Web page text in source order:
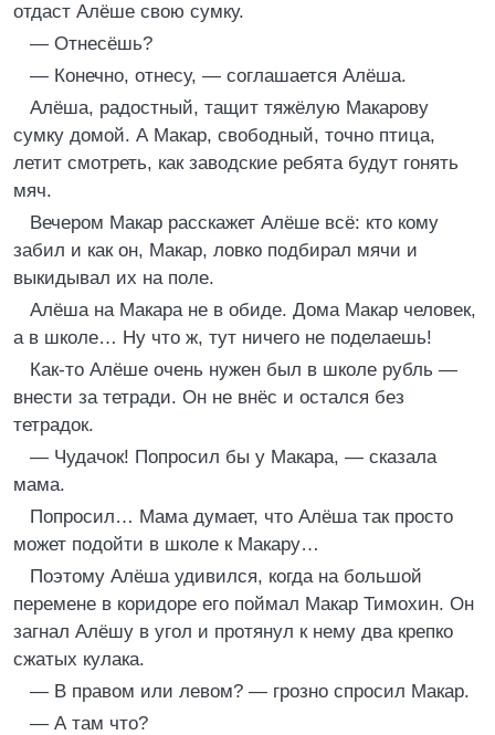
отдаст Алёше свою сумку.
— Отнесёшь?
— Конечно, отнесу, — соглашается Алёша.
Алёша, радостный, тащит тяжёлую Макарову
сумку домой. А Макар, свободный, точно птица,
летит смотреть, как заводские ребята будут гонять
мяч.
Вечером Макар расскажет Алёше всё: кто кому
забил и как он, Макар, ловко подбирал мячи и
выкидывал их на поле.
Алёша на Макара не в обиде. Дома Макар человек,
а в школе… Ну что ж, тут ничего не поделаешь!
Как-то Алёше очень нужен был в школе рубль —
внести за тетради. Он не внёс и остался без
тетрадок.
— Чудачок! Попросил бы у Макара, — сказала
мама.
Попросил… Мама думает, что Алёша так просто
может подойти в школе к Макару…
Поэтому Алёша удивился, когда на большой
перемене в коридоре его поймал Макар Тимохин. Он
загнал Алёшу в угол и протянул к нему два крепко
сжатых кулака.
— В правом или левом? — грозно спросил Макар.
— А там что?